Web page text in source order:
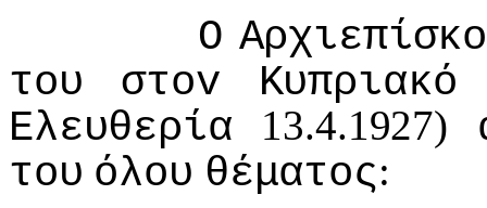
Ο
τoυ
στov
Κυπριακό
Ελευθερία 13.4.1927)
τoυ όλoυ θέματoς: